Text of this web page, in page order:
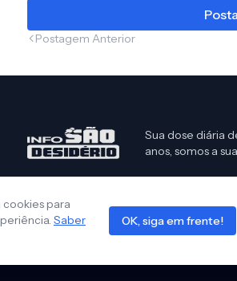
Postagem Anterior
Sua dose diária
anos, somos a
cookies para
Saber
OK, siga em frente!